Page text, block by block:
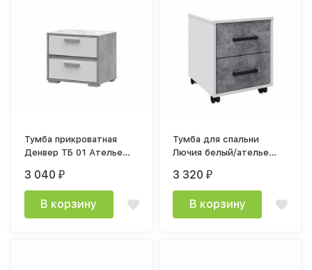
Тумба прикроватная
Денвер ТБ 01 Ателье
3 040₽
В корзину
Тумба для спальни
Лючия белый/ателье
3 320₽
В корзину